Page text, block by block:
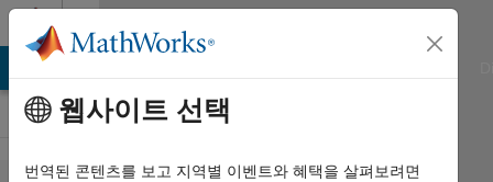
콘텐츠로 바로 가기
웹사이트 선택
번역된 콘텐츠를 보고 지역별 이벤트와 혜택을 살펴보려면